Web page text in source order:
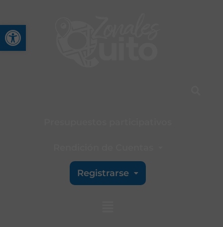
Abrir barra de
Registrarse